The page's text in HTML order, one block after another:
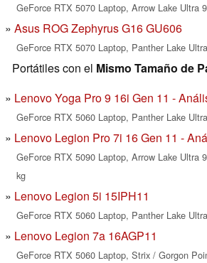
GeForce RTX 5070 Laptop, Arrow Lake Ultra
Asus ROG Zephyrus G16 GU606
GeForce RTX 5070 Laptop, Panther Lake
Portátiles con el Mismo Tamaño de
Lenovo Yoga Pro 9 16i Gen 11 -
GeForce RTX 5060 Laptop, Panther Lake
Lenovo Legion Pro 7i 16 Gen 11 -
GeForce RTX 5090 Laptop, Arrow Lake Ultra
kg
Lenovo Legion 5i 15IPH11
GeForce RTX 5060 Laptop, Panther Lake
Lenovo Legion 7a 16AGP11
GeForce RTX 5060 Laptop, Strix / Gorgon